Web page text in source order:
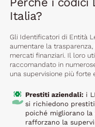
Italia?
Gli Identificatori di Entità
aumentare la
mercati finanziari. Il loro
raccomandato in
una supervisione più forte
Prestiti aziendali: i
si richiedono
poiché migliorano
rafforzano la